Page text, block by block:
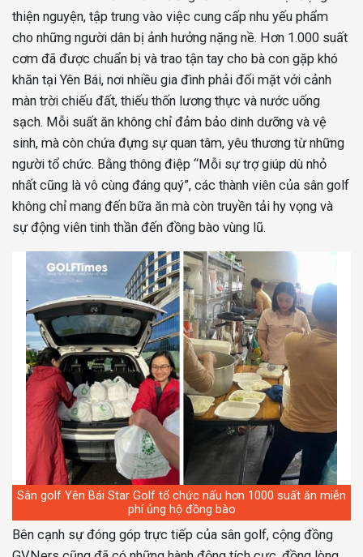
thiện nguyện, tập trung vào việc cung cấp nhu yếu phẩm
cho những người dân bị ảnh hưởng nặng nề. Hơn 1.000 suất
cơm đã được chuẩn bị và trao tận tay cho bà con gặp khó
khăn tại Yên Bái, nơi nhiều gia đình phải đối mặt với cảnh
màn trời chiếu đất, thiếu thốn lương thực và nước uống
sạch. Mỗi suất ăn không chỉ đảm bảo dinh dưỡng và vệ
sinh, mà còn chứa đựng sự quan tâm, yêu thương từ những
người tổ chức. Bằng thông điệp “Mỗi sự trợ giúp dù nhỏ
nhất cũng là vô cùng đáng quý”, các thành viên của sân golf
không chỉ mang đến bữa ăn mà còn truyền tải hy vọng và
sự động viên tinh thần đến đồng bào vùng lũ.
Sân golf Yên Bái Star Golf tổ chức nấu hơn 1000 suất ăn miễn
phí ủng hộ đồng bào
Bên cạnh sự đóng góp trực tiếp của sân golf, cộng đồng